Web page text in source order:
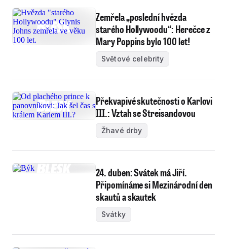
Zemřela „poslední hvězda
starého Hollywoodu“: Herečce z
Mary Poppins bylo 100 let!
Světové celebrity
Překvapivé skutečnosti o Karlovi
III.: Vztah se Streisandovou
Žhavé drby
24. duben: Svátek má Jiří.
Připomínáme si Mezinárodní den
skautů a skautek
Svátky